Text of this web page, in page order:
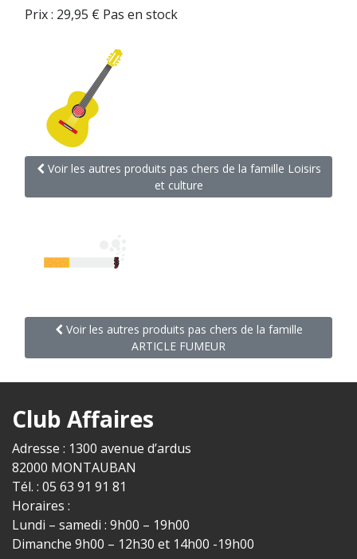
Prix : 29,95 € Pas en stock
Voir les autres produits pas chers de la famille Loisirs
et culture
Voir les autres produits pas chers de la famille
ARTICLE FUMEUR
Club Affaires
Adresse : 1300 avenue d’ardus
82000 MONTAUBAN
Tél. : 05 63 91 91 81
Horaires :
Lundi – samedi : 9h00 – 19h00
Dimanche 9h00 – 12h30 et 14h00 -19h00